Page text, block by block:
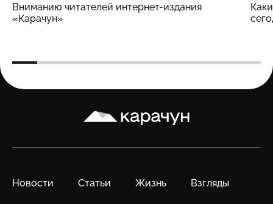
Вниманию читателей интернет-издания
«Карачун»
Карачун
Новости Статьи Жизнь Взгляды